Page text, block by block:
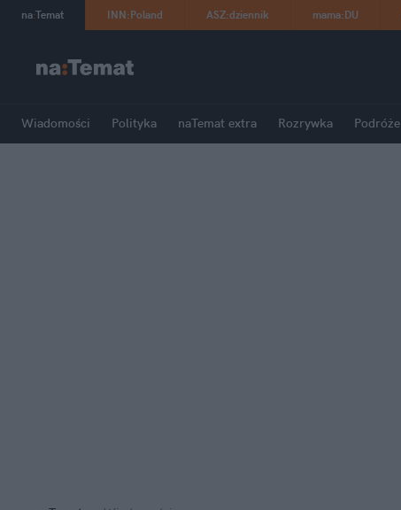
na:Temat INN:Poland ASZ:dziennik mama:DU
Wiadomości Polityka naTemat extra Rozrywka Podróże